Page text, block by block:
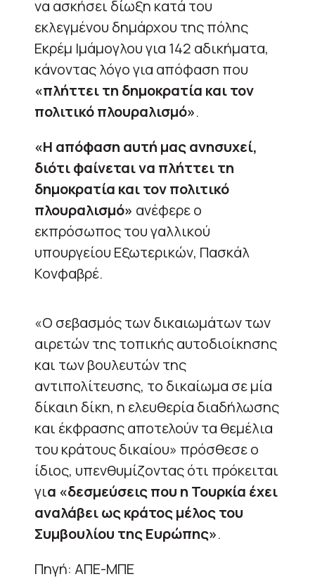
να ασκήσει δίωξη κατά του
εκλεγμένου δημάρχου της πόλης
Εκρέμ Ιμάμογλου για 142 αδικήματα,
κάνοντας λόγο για απόφαση που
«πλήττει τη δημοκρατία και τον
πολιτικό πλουραλισμό».
«Η απόφαση αυτή μας ανησυχεί,
διότι φαίνεται να πλήττει τη
δημοκρατία και τον πολιτικό
πλουραλισμό» ανέφερε ο
εκπρόσωπος του γαλλικού
υπουργείου Εξωτερικών, Πασκάλ
Κονφαβρέ.
«Ο σεβασμός των δικαιωμάτων των
αιρετών της τοπικής αυτοδιοίκησης
και των βουλευτών της
αντιπολίτευσης, το δικαίωμα σε μία
δίκαιη δίκη, η ελευθερία διαδήλωσης
και έκφρασης αποτελούν τα θεμέλια
του κράτους δικαίου» πρόσθεσε ο
ίδιος, υπενθυμίζοντας ότι πρόκειται
για «δεσμεύσεις που η Τουρκία έχει
αναλάβει ως κράτος μέλος του
Συμβουλίου της Ευρώπης».
Πηγή: ΑΠΕ-ΜΠΕ